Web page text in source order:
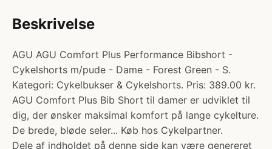
Beskrivelse
AGU AGU Comfort Plus Performance Bibshort -
Cykelshorts m/pude - Dame - Forest Green - S.
Kategori: Cykelbukser & Cykelshorts. Pris: 389.00 kr.
AGU Comfort Plus Bib Short til damer er udviklet til
dig, der ønsker maksimal komfort på lange cykelture.
De brede, bløde seler... Køb hos Cykelpartner.
Dele af indholdet på denne side kan være genereret